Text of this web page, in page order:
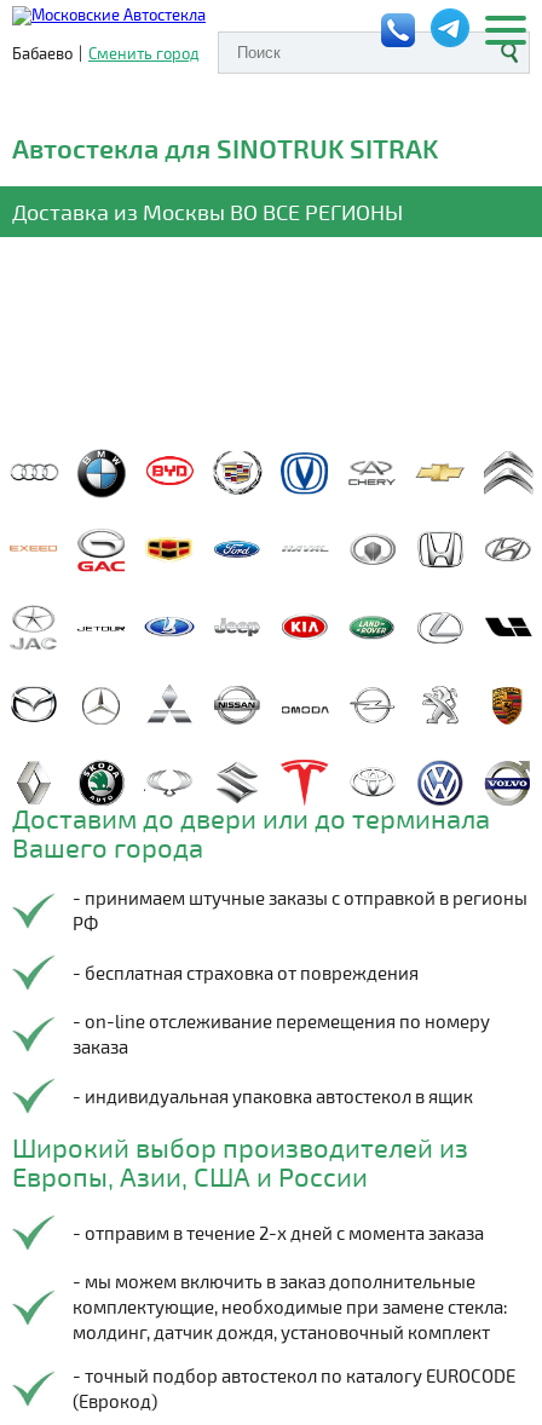
Бабаево | Сменить город
Автостекла для SINOTRUK SITRAK
Доставка из Москвы ВО ВСЕ РЕГИОНЫ
Доставим до двери или до терминала
Вашего города
- принимаем штучные заказы с отправкой в регионы
РФ
- бесплатная страховка от повреждения
- on-line отслеживание перемещения по номеру
заказа
- индивидуальная упаковка автостекол в ящик
Широкий выбор производителей из
Европы, Азии, США и России
- отправим в течение 2-х дней с момента заказа
- мы можем включить в заказ дополнительные
комплектующие, необходимые при замене стекла:
молдинг, датчик дождя, установочный комплект
- точный подбор автостекол по каталогу EUROCODE
(Еврокод)